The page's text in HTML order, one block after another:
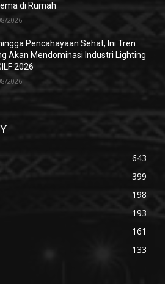
di Rumah
2026
Pencahayaan Sehat, Ini Tren
Akan Mendominasi Industri Lighting
2026
2026
643
399
198
193
161
133